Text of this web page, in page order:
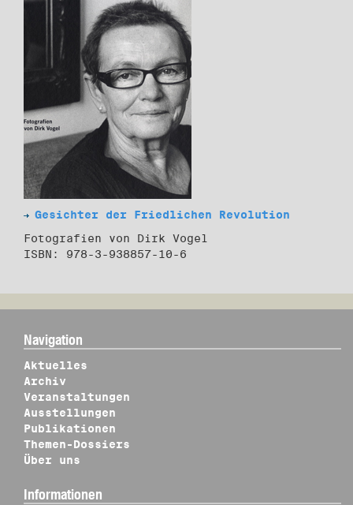
Gesichter der Friedlichen Revolution
Fotografien von Dirk Vogel
ISBN: 978-3-938857-10-6
Navigation
Aktuelles
Archiv
Veranstaltungen
Ausstellungen
Publikationen
Themen-Dossiers
Über uns
Informationen